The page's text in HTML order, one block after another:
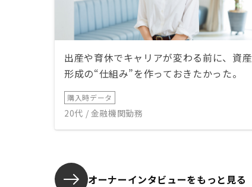
出産や育休でキャリアが変わる前に、資産
形成の“仕組み”を作っておきたかった。
購入時データ
20代 / 金融機関勤務
オーナーインタビューをもっと見る